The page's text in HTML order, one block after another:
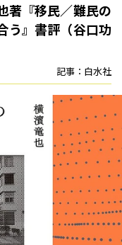
著『移民／難民の
』書評（谷口功
記事：白水社